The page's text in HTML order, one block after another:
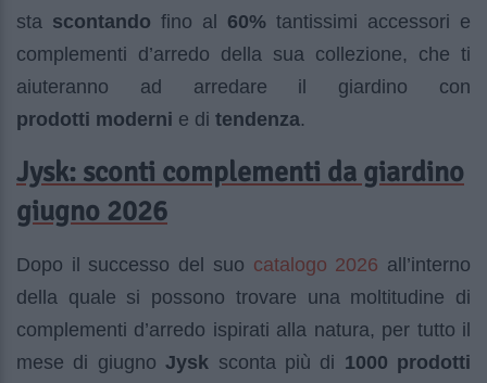
sta scontando fino al 60% tantissimi accessori e
complementi d’arredo della sua collezione, che ti
aiuteranno ad arredare il giardino con
prodotti moderni e di tendenza.
Jysk: sconti complementi da giardino
giugno 2026
Dopo il successo del suo catalogo 2026 all’interno
della quale si possono trovare una moltitudine di
complementi d’arredo ispirati alla natura, per tutto il
mese di giugnoJysk sconta più di 1000 prodotti